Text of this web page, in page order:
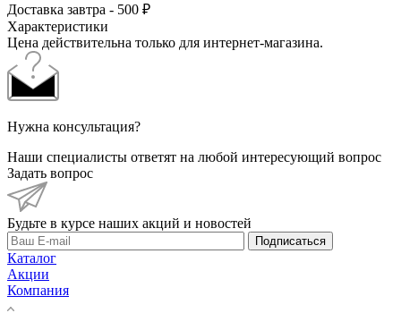
Доставка завтра - 500 ₽
Характеристики
Цена действительна только для интернет-магазина.
Нужна консультация?
Наши специалисты ответят на любой интересующий вопрос
Задать вопрос
Будьте в курсе наших акций и новостей
Подписаться
Каталог
Акции
Компания